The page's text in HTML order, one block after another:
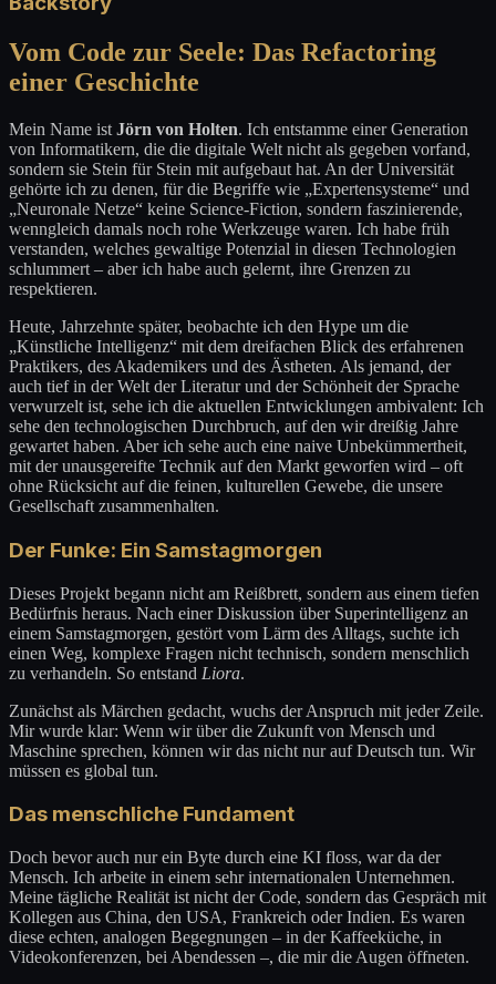
Vom Code zur Seele: Das Refactoring
einer Geschichte
Mein Name ist Jörn von Holten. Ich entstamme einer Generation
von Informatikern, die die digitale Welt nicht als gegeben vorfand,
sondern sie Stein für Stein mit aufgebaut hat. An der Universität
gehörte ich zu denen, für die Begriffe wie „Expertensysteme“ und
„Neuronale Netze“ keine Science-Fiction, sondern faszinierende,
wenngleich damals noch rohe Werkzeuge waren. Ich habe früh
verstanden, welches gewaltige Potenzial in diesen Technologien
schlummert – aber ich habe auch gelernt, ihre Grenzen zu
respektieren.
Heute, Jahrzehnte später, beobachte ich den Hype um die
„Künstliche Intelligenz“ mit dem dreifachen Blick des erfahrenen
Praktikers, des Akademikers und des Ästheten. Als jemand, der
auch tief in der Welt der Literatur und der Schönheit der Sprache
verwurzelt ist, sehe ich die aktuellen Entwicklungen ambivalent: Ich
sehe den technologischen Durchbruch, auf den wir dreißig Jahre
gewartet haben. Aber ich sehe auch eine naive Unbekümmertheit,
mit der unausgereifte Technik auf den Markt geworfen wird – oft
ohne Rücksicht auf die feinen, kulturellen Gewebe, die unsere
Gesellschaft zusammenhalten.
Der Funke: Ein Samstagmorgen
Dieses Projekt begann nicht am Reißbrett, sondern aus einem tiefen
Bedürfnis heraus. Nach einer Diskussion über Superintelligenz an
einem Samstagmorgen, gestört vom Lärm des Alltags, suchte ich
einen Weg, komplexe Fragen nicht technisch, sondern menschlich
zu verhandeln. So entstand Liora.
Zunächst als Märchen gedacht, wuchs der Anspruch mit jeder Zeile.
Mir wurde klar: Wenn wir über die Zukunft von Mensch und
Maschine sprechen, können wir das nicht nur auf Deutsch tun. Wir
müssen es global tun.
Das menschliche Fundament
Doch bevor auch nur ein Byte durch eine KI floss, war da der
Mensch. Ich arbeite in einem sehr internationalen Unternehmen.
Meine tägliche Realität ist nicht der Code, sondern das Gespräch mit
Kollegen aus China, den USA, Frankreich oder Indien. Es waren
diese echten, analogen Begegnungen – in der Kaffeeküche, in
Videokonferenzen, bei Abendessen –, die mir die Augen öffneten.